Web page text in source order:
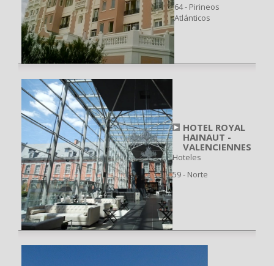
64 - Pirineos
Atlánticos
HOTEL ROYAL
HAINAUT -
VALENCIENNES
Hoteles
59 - Norte